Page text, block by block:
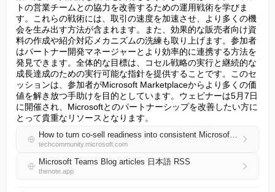
トの営業チームとの協力を改善するための運用戦術を学びま
す。これらの戦術には、取引の速度を加速させ、より多くの機
会を生み出す方法が含まれます。また、効果的な販売者向け資
料の作成や紹介対応メカニズムの洗練も取り上げます。参加者
はパートナー開発マネージャーとより効率的に連携する方法を
発見できます。全体的な目標は、コセル戦略の実行と継続的な
成長達成のための実行可能な指針を提供することです。このセ
ッションは、参加者がMicrosoft Marketplaceからより多くの価
値を解き放つ手助けを目的としています。ウェビナーは5月7日
に開催され、Microsoftとのパートナーシップを改善したい方に
とって貴重なリソースとなります。
How to turn co-sell readiness into consistent Microsoft Marketplace revenue growth
techcommunity.microsoft.com
Microsoft Teams Blog articles 日本語 RSS
thenote.app